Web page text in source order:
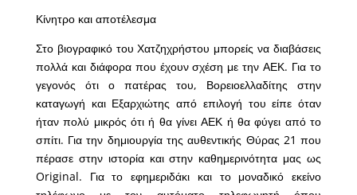
Κίνητρο και αποτέλεσμα
Στο βιογραφικό του Χατζηχρήστου μπορείς να διαβάσεις
πολλά και διάφορα που έχουν σχέση με την ΑΕΚ. Για το
γεγονός ότι ο πατέρας του, Βορειοελλαδίτης στην
καταγωγή και Εξαρχιώτης από επιλογή του είπε όταν
ήταν πολύ μικρός ότι ή θα γίνει ΑΕΚ ή θα φύγει από το
σπίτι. Για την δημιουργία της αυθεντικής Θύρας 21 που
πέρασε στην ιστορία και στην καθημερινότητα μας ως
Original. Για το εφημεριδάκι και το μοναδικό εκείνο